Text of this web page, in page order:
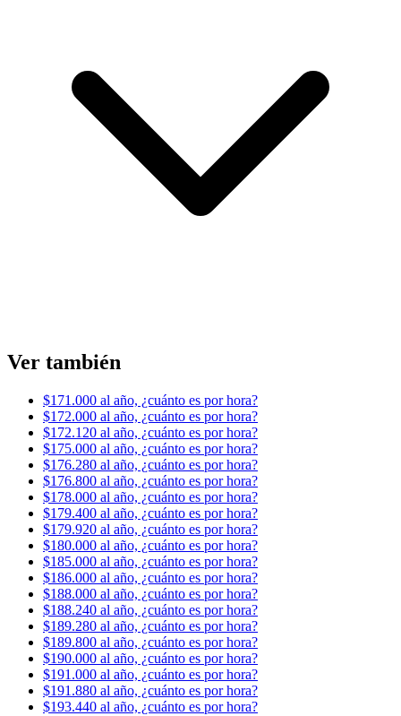
Ver también
$171.000 al año, ¿cuánto es por hora?
$172.000 al año, ¿cuánto es por hora?
$172.120 al año, ¿cuánto es por hora?
$175.000 al año, ¿cuánto es por hora?
$176.280 al año, ¿cuánto es por hora?
$176.800 al año, ¿cuánto es por hora?
$178.000 al año, ¿cuánto es por hora?
$179.400 al año, ¿cuánto es por hora?
$179.920 al año, ¿cuánto es por hora?
$180.000 al año, ¿cuánto es por hora?
$185.000 al año, ¿cuánto es por hora?
$186.000 al año, ¿cuánto es por hora?
$188.000 al año, ¿cuánto es por hora?
$188.240 al año, ¿cuánto es por hora?
$189.280 al año, ¿cuánto es por hora?
$189.800 al año, ¿cuánto es por hora?
$190.000 al año, ¿cuánto es por hora?
$191.000 al año, ¿cuánto es por hora?
$191.880 al año, ¿cuánto es por hora?
$193.440 al año, ¿cuánto es por hora?